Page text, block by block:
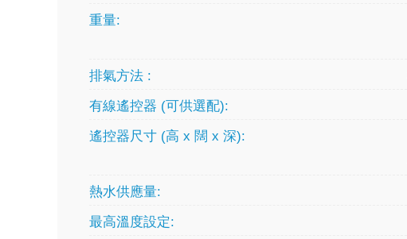
重量:
排氣方法 :
有線遙控器 (可供選配):
遙控器尺寸 (高 x 闊 x 深):
熱水供應量:
最高溫度設定: